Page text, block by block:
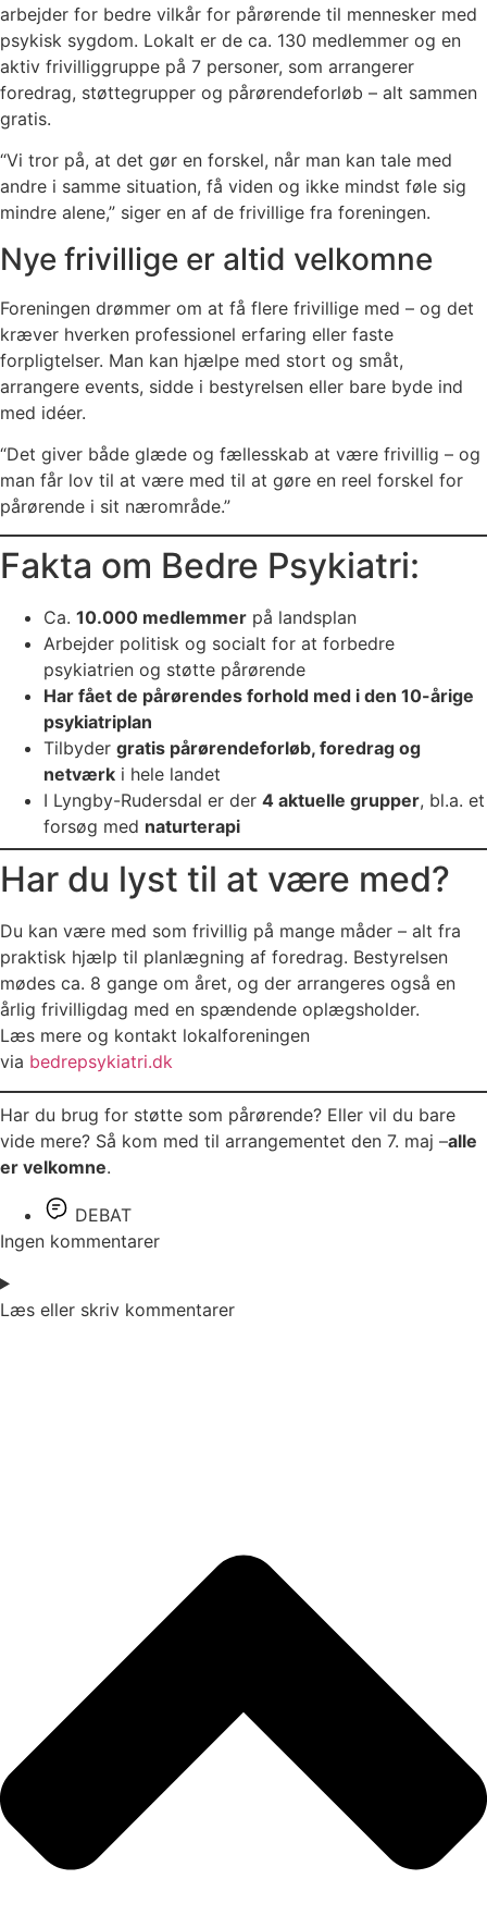
arbejder for bedre vilkår for pårørende til mennesker med
psykisk sygdom. Lokalt er de ca. 130 medlemmer og en
aktiv frivilliggruppe på 7 personer, som arrangerer
foredrag, støttegrupper og pårørendeforløb – alt sammen
gratis.
“Vi tror på, at det gør en forskel, når man kan tale med
andre i samme situation, få viden og ikke mindst føle sig
mindre alene,” siger en af de frivillige fra foreningen.
Nye frivillige er altid velkomne
Foreningen drømmer om at få flere frivillige med – og det
kræver hverken professionel erfaring eller faste
forpligtelser. Man kan hjælpe med stort og småt,
arrangere events, sidde i bestyrelsen eller bare byde ind
med idéer.
“Det giver både glæde og fællesskab at være frivillig – og
man får lov til at være med til at gøre en reel forskel for
pårørende i sit nærområde.”
Fakta om Bedre Psykiatri:
Ca. 10.000 medlemmer på landsplan
Arbejder politisk og socialt for at forbedre
psykiatrien og støtte pårørende
Har fået de pårørendes forhold med i den 10-årige
psykiatriplan
Tilbyder gratis pårørendeforløb, foredrag og
netværk i hele landet
I Lyngby-Rudersdal er der 4 aktuelle grupper, bl.a. et
forsøg med naturterapi
Har du lyst til at være med?
Du kan være med som frivillig på mange måder – alt fra
praktisk hjælp til planlægning af foredrag. Bestyrelsen
mødes ca. 8 gange om året, og der arrangeres også en
årlig frivilligdag med en spændende oplægsholder.
Læs mere og kontakt lokalforeningen
via bedrepsykiatri.dk
Har du brug for støtte som pårørende? Eller vil du bare
vide mere? Så kom med til arrangementet den 7. maj –alle
er velkomne.
DEBAT
Ingen kommentarer
Læs eller skriv kommentarer